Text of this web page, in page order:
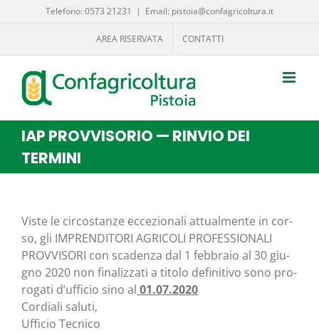
Telefono: 0573 21231 | Email: pistoia@confagricoltura.it
AREA RISERVATA CONTATTI
IAP PROVVISORIO — RINVIO DEI
TERMINI
Viste le cir­co­stan­ze ecce­zio­na­li attual­men­te in cor­
so, gli IMPRENDITORI AGRICOLI PROFESSIONALI
PROVVISORI con sca­den­za dal 1 feb­bra­io al 30 giu­
gno 2020 non fina­liz­za­ti a tito­lo defi­ni­ti­vo sono pro­
ro­ga­ti d’uf­fi­cio sino al 01.07.2020
Cor­dia­li saluti,
Uffi­cio Tecnico